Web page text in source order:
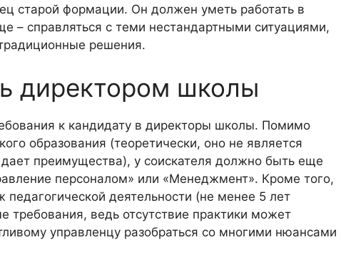
старой формации. Он должен уметь работать в
– справляться с теми нестандартными ситуациями,
решения.
директором школы
к кандидату в директоры школы. Помимо
образования (теоретически, оно не является
преимущества), у соискателя должно быть еще
персоналом» или «Менеджмент». Кроме того,
деятельности (не менее 5 лет
требования, ведь отсутствие практики может
управленцу разобраться со многими нюансами